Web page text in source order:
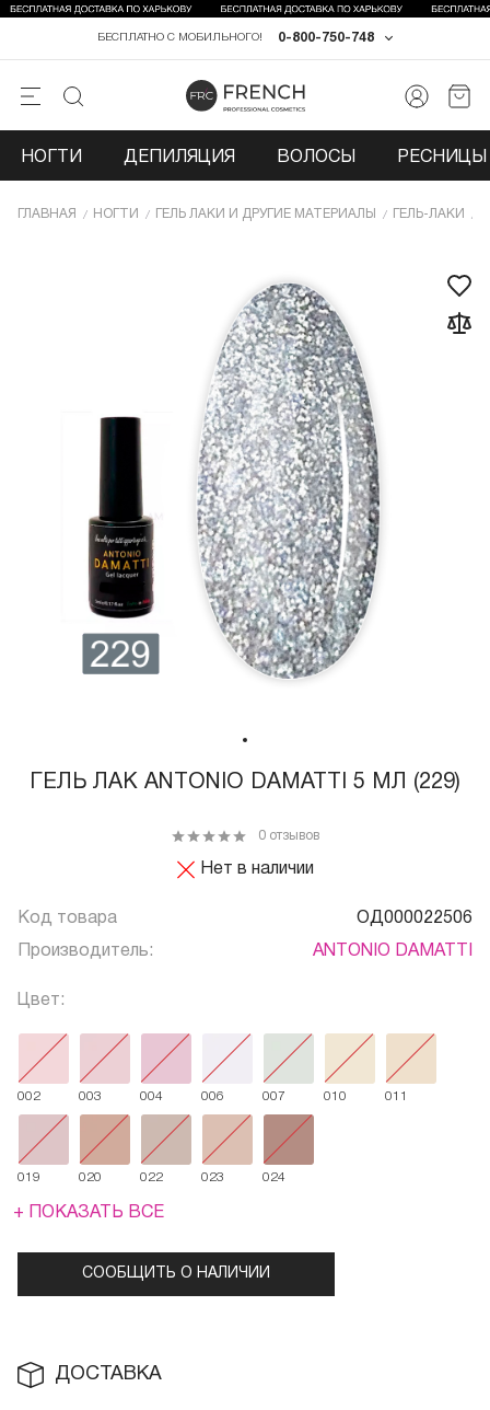
0-800-750-748
БЕСПЛАТНО С МОБИЛЬНОГО!
НОГТИ ДЕПИЛЯЦИЯ ВОЛОСЫ РЕСНИЦЫ
ГЛАВНАЯ НОГТИ ГЕЛЬ ЛАКИ И ДРУГИЕ МАТЕРИАЛЫ ГЕЛЬ-ЛАКИ
ГЕЛЬ ЛАК ANTONIO DAMATTI 5 МЛ (229)
Нет в наличии
0 отзывов
Код товара ОД000022506
Производитель: ANTONIO DAMATTI
Цвет:
002 003 004 006 007 010 011
019 020 022 023 024
+ ПОКАЗАТЬ ВСЕ
СООБЩИТЬ О НАЛИЧИИ
ДОСТАВКА